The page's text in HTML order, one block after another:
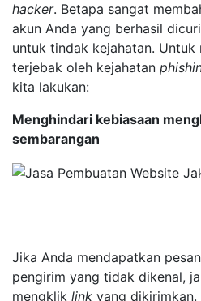
hacker. Betapa sangat
akun Anda yang berhasil
untuk tindak kejahatan.
terjebak oleh kejahatan
kita lakukan:
Menghindari kebiasaan
sembarangan
Jika Anda mendapatkan
pengirim yang tidak dikenal,
mengklik link yang dikirimkan.